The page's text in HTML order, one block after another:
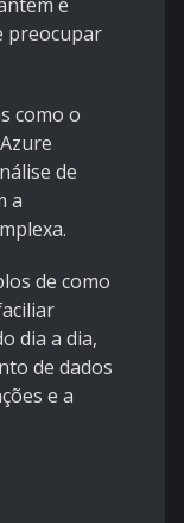
preocupar
como o
de
a
de como
dia a dia,
de dados
e a